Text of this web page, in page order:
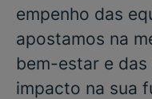
empenho das
apostamos na
bem-estar e
impacto na sua